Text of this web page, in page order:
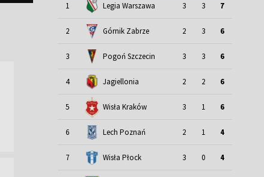
1 Legia Warszawa 3 3 7
2 Górnik Zabrze 2 3 6
3 Pogoń Szczecin 3 3 6
4 Jagiellonia 2 2 6
5 Wisła Kraków 3 1 6
6 Lech Poznań 2 1 4
7 Wisła Płock 3 0 4